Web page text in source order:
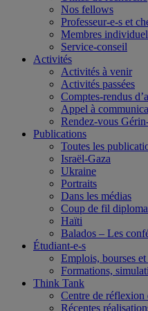
Nos fellows
Professeur-e-s et
Membres
Service-conseil
Activités
Activités à venir
Activités passées
Comptes-rendus
Appel à
Rendez-vous
Publications
Toutes les
Israël-Gaza
Ukraine
Portraits
Dans les médias
Coup de fil
Haïti
Balados – Les
Étudiant-e-s
Emplois, bourses et
Formations,
Think Tank
Centre de
Récentes